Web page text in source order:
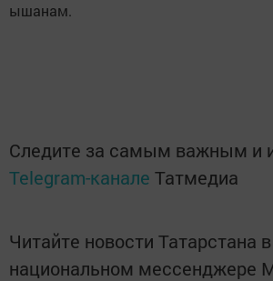
ышанам.
Следите за самым важным и
Telegram-канале Татмедиа
Читайте новости Татарстана в
национальном мессенджере